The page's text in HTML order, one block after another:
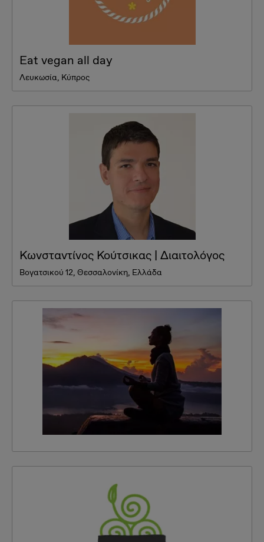
Eat vegan all day
Λευκωσία, Κύπρος
Κωνσταντίνος Κούτσικας | Διαιτολόγος
Βογατσικού 12, Θεσσαλονίκη, Ελλάδα